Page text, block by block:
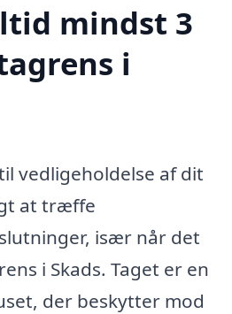
mindst 3
i
vedligeholdelse af dit
at træffe
især når det
i Skads. Taget er en
der beskytter mod